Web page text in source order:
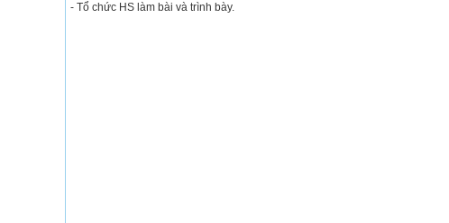
- Tổ chức HS làm bài và trình bày.